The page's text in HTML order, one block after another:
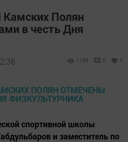
Полян
в честь Дня
1195 0 0
спортивной школы
и заместитель по